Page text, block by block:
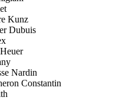
Kunz
Dubuis
Nardin
Constantin